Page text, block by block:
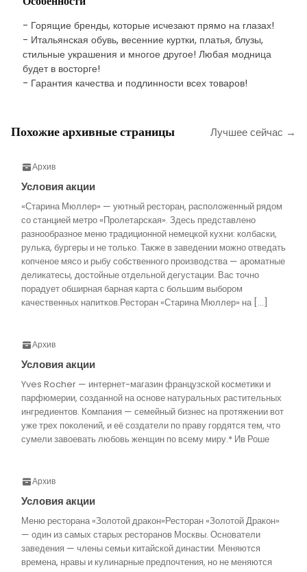
- Горящие бренды, которые исчезают прямо на глазах!
- Итальянская обувь, весенние куртки, платья, блузы,
стильные украшения и многое другое! Любая модница
будет в восторге!
- Гарантия качества и подлинности всех товаров!
Похожие архивные страницы Лучшее сейчас →
Архив
Условия акции
«Старина Мюллер» — уютный ресторан, расположенный рядом
со станцией метро «Пролетарская». Здесь представлено
разнообразное меню традиционной немецкой кухни: колбаски,
рулька, бургеры и не только. Также в заведении можно отведать
копченое мясо и рыбу собственного производства — ароматные
деликатесы, достойные отдельной дегустации. Вас точно
порадует обширная барная карта с большим выбором
качественных напитков.Ресторан «Старина Мюллер» на […]
Архив
Условия акции
Yves Rocher — интернет-магазин французской косметики и
парфюмерии, созданной на основе натуральных растительных
ингредиентов. Компания — семейный бизнес на протяжении вот
уже трех поколений, и её создатели по праву гордятся тем, что
сумели завоевать любовь женщин по всему миру.* Ив Роше
Архив
Условия акции
Меню ресторана «Золотой дракон»Ресторан «Золотой Дракон»
— один из самых старых ресторанов Москвы. Основатели
заведения — члены семьи китайской династии. Меняются
времена, нравы и кулинарные предпочтения, но не меняются